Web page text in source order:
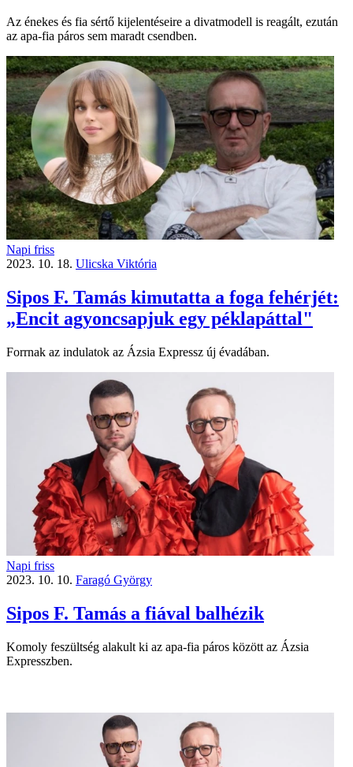
Az énekes és fia sértő kijelentéseire a divatmodell is reagált, ezután
az apa-fia páros sem maradt csendben.
Napi friss
2023. 10. 18. Ulicska Viktória
Sipos F. Tamás kimutatta a foga fehérjét:
„Encit agyoncsapjuk egy péklapáttal"
Forrnak az indulatok az Ázsia Expressz új évadában.
Napi friss
2023. 10. 10. Faragó György
Sipos F. Tamás a fiával balhézik
Komoly feszültség alakult ki az apa-fia páros között az Ázsia
Expresszben.